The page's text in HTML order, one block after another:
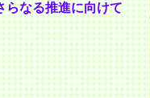
らなる推進に向けて